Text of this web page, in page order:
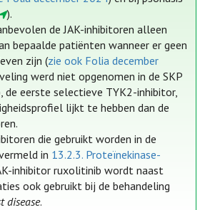
).
de JAK-inhibitoren alleen
bepaalde patiënten wanneer er geen
zijn (zie ook Folia december
werd niet opgenomen in de SKP
de eerste selectieve TYK2-inhibitor,
lijkt te hebben dan de
die gebruikt worden in de
in 13.2.3. Proteïnekinase-
inhibitor ruxolitinib wordt naast
ook gebruikt bij de behandeling
disease.